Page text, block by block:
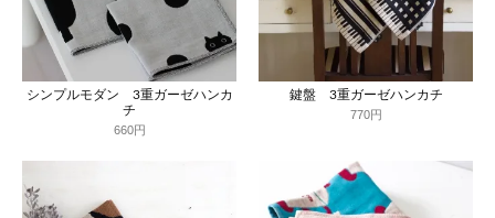
シンプルモダン 3重ガーゼハンカ
チ
660円
鍵盤 3重ガーゼハンカチ
770円